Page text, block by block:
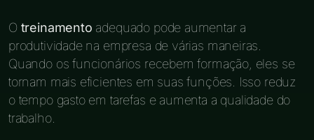
O treinamento adequado pode aumentar a
produtividade na empresa de várias maneiras.
Quando os funcionários recebem formação, eles se
tornam mais eficientes em suas funções. Isso reduz
o tempo gasto em tarefas e aumenta a qualidade do
trabalho.